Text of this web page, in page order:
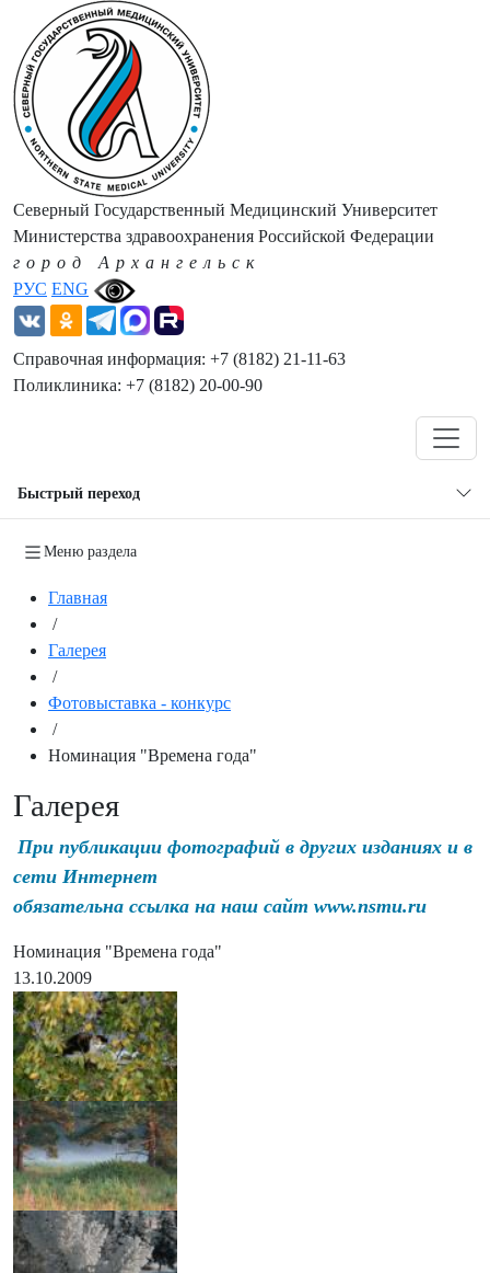
РУС ENG
Северный Государственный Медицинский Университет
Министерства здравоохранения Российской Федерации
город Архангельск
Справочная информация: +7 (8182) 21-11-63
Поликлиника: +7 (8182) 20-00-90
Быстрый переход
Меню раздела
Главная
/
Галерея
/
Фотовыставка - конкурс
/
Номинация "Времена года"
Галерея
При публикации фотографий в других изданиях и в
сети Интернет
обязательна ссылка на наш сайт www.nsmu.ru
Номинация "Времена года"
13.10.2009